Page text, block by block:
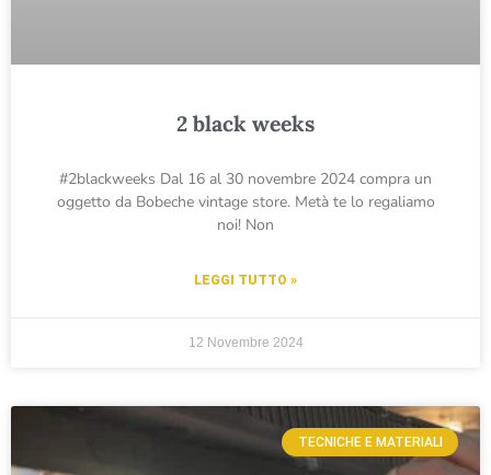
2 black weeks
#2blackweeks Dal 16 al 30 novembre 2024 compra un
oggetto da Bobeche vintage store. Metà te lo regaliamo
noi! Non
LEGGI TUTTO »
12 Novembre 2024
TECNICHE E MATERIALI